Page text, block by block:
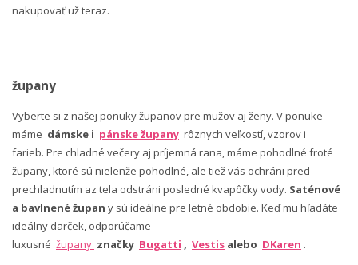
nakupovať už teraz.
župany
Vyberte si z našej ponuky županov pre mužov aj ženy. V ponuke
máme dámske i pánske župany rôznych veľkostí, vzorov i
farieb. Pre chladné večery aj príjemná rana, máme pohodlné froté
župany, ktoré sú nielenže pohodlné, ale tiež vás ochráni pred
prechladnutím az tela odstráni posledné kvapôčky vody. Saténové
a bavlnené župan y sú ideálne pre letné obdobie. Keď mu hľadáte
ideálny darček, odporúčame
luxusné župany značky Bugatti , Vestis alebo DKaren .